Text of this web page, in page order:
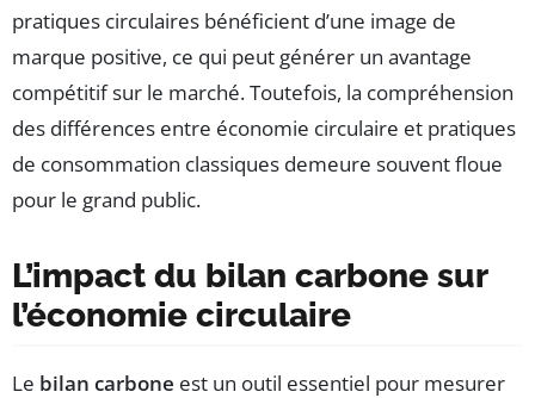
pratiques circulaires bénéficient d’une image de
marque positive, ce qui peut générer un avantage
compétitif sur le marché. Toutefois, la compréhension
des différences entre économie circulaire et pratiques
de consommation classiques demeure souvent floue
pour le grand public.
L’impact du bilan carbone sur
l’économie circulaire
Le bilan carbone est un outil essentiel pour mesurer